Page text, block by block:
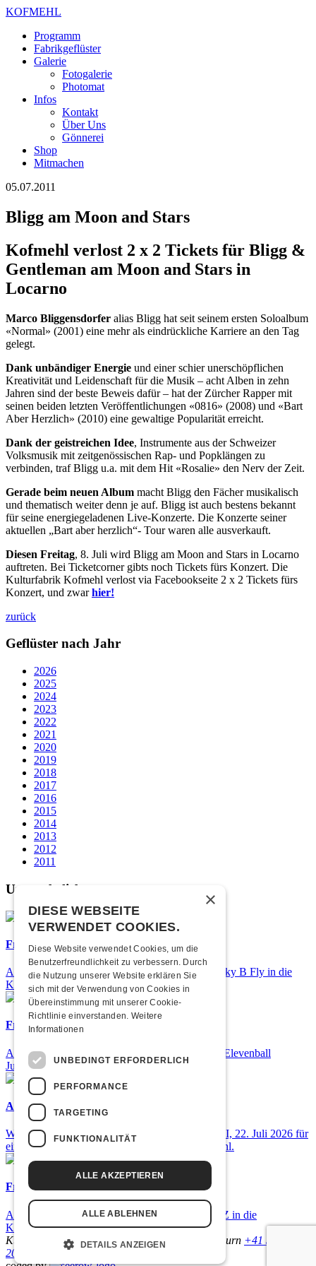
KOFMEHL
Programm
Fabrikgeflüster
Galerie
Fotogalerie
Photomat
Infos
Kontakt
Über Uns
Gönnerei
Shop
Mitmachen
05.07.2011
Bligg am Moon and Stars
Kofmehl verlost 2 x 2 Tickets für Bligg &
Gentleman am Moon and Stars in
Locarno
Marco Bliggensdorfer alias Bligg hat seit seinem ersten Soloalbum
«Normal» (2001) eine mehr als eindrückliche Karriere an den Tag
gelegt.
Dank unbändiger Energie und einer schier unerschöpflichen
Kreativität und Leidenschaft für die Musik – acht Alben in zehn
Jahren sind der beste Beweis dafür – hat der Zürcher Rapper mit
seinen beiden letzten Veröffentlichungen «0816» (2008) und «Bart
Aber Herzlich» (2010) eine gewaltige Popularität erreicht.
Dank der geistreichen Idee, Instrumente aus der Schweizer
Volksmusik mit zeitgenössischen Rap- und Popklängen zu
verbinden, traf Bligg u.a. mit dem Hit «Rosalie» den Nerv der Zeit.
Gerade beim neuen Album macht Bligg den Fächer musikalisch
und thematisch weiter denn je auf. Bligg ist auch bestens bekannt
für seine energiegeladenen Live-Konzerte. Die Konzerte seiner
aktuellen „Bart aber herzlich“- Tour waren alle ausverkauft.
Diesen Freitag, 8. Juli wird Bligg am Moon and Stars in Locarno
auftreten. Bei Ticketcorner gibts noch Tickets fürs Konzert. Die
Kulturfabrik Kofmehl verlost via Facebookseite 2 x 2 Tickets fürs
Konzert, und zwarhier!
zurück
Geflüster nach Jahr
2026
2025
2024
2023
2022
2021
2020
2019
2018
2017
2016
2015
2014
2013
2012
2011
Unsere beliebtesten
Frisch bestätigt: Nicky B Fly
Am Donnerstag, 05. November 2026 kommt Nicky B Fly in die
Kulturfabrik Kofmehl!
Frisch bestätigt: 25 Jahre Elevenball
Am Samstag, 26. September 2026 findet das 25. Elevenball
Jubiläum statt
Airbourne - Special Summer Show
Wow, das ist ein Ding! Airbourne kommen am MI, 22. Juli 2026 für
eine exklusive Special Summer Show ins Kofmehl.
Frisch bestätigt: GZUZ
Am Donnerstag, 29. Oktober 2026 kommt GZUZ in die
Kulturfabrik Kofmehl!
Kulturfabrik Kofmehl Kofmehlweg 1 4502 Solothurn +41 32 621
20 60
Nutzungsbedingungen
×
DIESE WEBSEITE
VERWENDET COOKIES.
Diese Website verwendet Cookies, um die
Benutzerfreundlichkeit zu verbessern. Durch
die Nutzung unserer Website erklären Sie
sich mit der Verwendung von Cookies in
Übereinstimmung mit unserer Cookie-
Richtlinie einverstanden. Weitere
Informationen
UNBEDINGT ERFORDERLICH
PERFORMANCE
TARGETING
FUNKTIONALITÄT
ALLE AKZEPTIEREN
ALLE ABLEHNEN
DETAILS ANZEIGEN